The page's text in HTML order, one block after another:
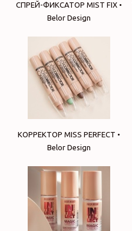
СПРЕЙ-ФИКСАТОР MIST FIX •
Belor Design
КОРРЕКТОР MISS PERFECT •
Belor Design